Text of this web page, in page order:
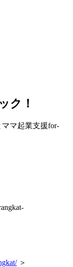
ク！
ママ起業支援for-
＞